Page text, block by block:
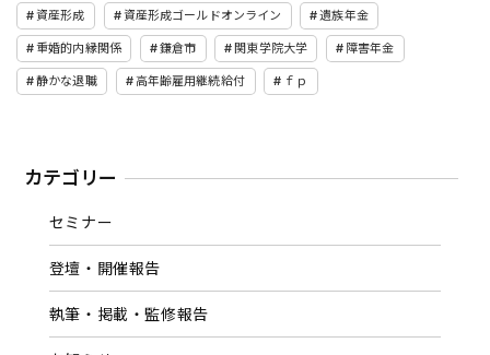
資産形成 資産形成ゴールドオンライン 遺族年金
重婚的内縁関係 鎌倉市 関東学院大学 障害年金
静かな退職 高年齢雇用継続給付 ｆｐ
カテゴリー
セミナー
登壇・開催報告
執筆・掲載・監修報告